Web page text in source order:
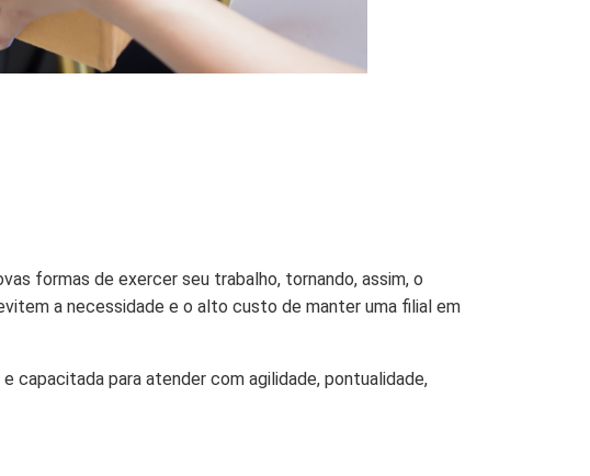
formas de exercer seu trabalho, tornando, assim, o
a necessidade e o alto custo de manter uma filial em
capacitada para atender com agilidade, pontualidade,